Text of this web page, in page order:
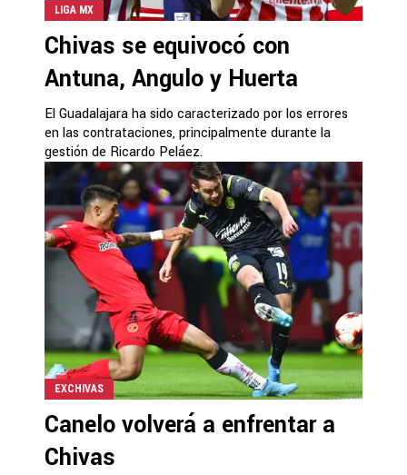
LIGA MX
Chivas se equivocó con
Antuna, Angulo y Huerta
El Guadalajara ha sido caracterizado por los errores
en las contrataciones, principalmente durante la
gestión de Ricardo Peláez.
EXCHIVAS
Canelo volverá a enfrentar a
Chivas